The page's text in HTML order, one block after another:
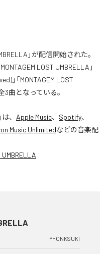
」が配信開始された。
LOST UMBRELLA」
」「MONTAGEM LOST
3曲となっている。
」は、 Apple Music、 Spotify、
Music Unlimitedなどの音楽配
UMBRELLA
PHONKSUKI